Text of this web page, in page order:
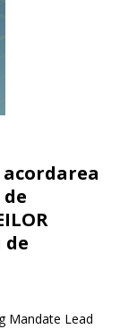
Mandate Lead